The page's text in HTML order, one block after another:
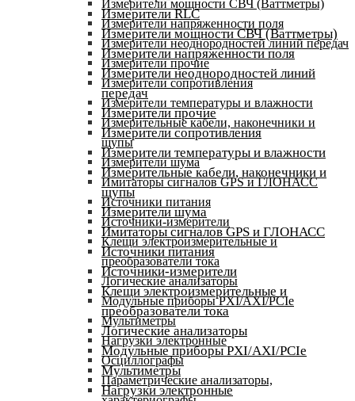
Измерители мощности СВЧ (Ваттметры)
Измерители напряженности поля
Измерители неоднородностей линий передач
Измерители прочие
Измерители сопротивления
Измерители температуры и влажности
Измерительные кабели, наконечники и
щупы
Измерители шума
Имитаторы сигналов GPS и ГЛОНАСС
Источники питания
Источники-измерители
Клещи электроизмерительные и
преобразователи тока
Логические анализаторы
Модульные приборы PXI/AXI/PCIe
Мультиметры
Нагрузки электронные
Осциллографы
Параметрические анализаторы,
Измерители RLC
Измерители мощности СВЧ (Ваттметры)
Измерители напряженности поля
Измерители неоднородностей линий
передач
Измерители прочие
Измерители сопротивления
Измерители температуры и влажности
Измерительные кабели, наконечники и
щупы
Измерители шума
Имитаторы сигналов GPS и ГЛОНАСС
Источники питания
Источники-измерители
Клещи электроизмерительные и
преобразователи тока
Логические анализаторы
Модульные приборы PXI/AXI/PCIe
Мультиметры
Нагрузки электронные